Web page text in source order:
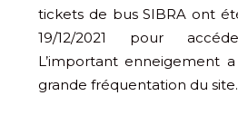
tickets de bus SIBRA ont
19/12/2021 pour
L’important enneigement
grande fréquentation du site.